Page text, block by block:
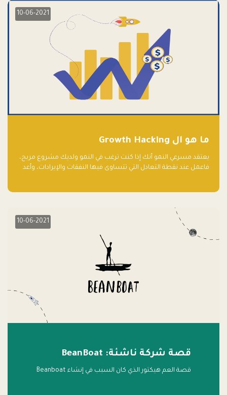
10-06-2021
ما هو ال Growth Hacking
يعتقد مسرعي النمو أنك إذا كنت ترغب في النمو ولديك مشروع مربح،
فاعمل عند نقطة التعادل التي تتساوى فيها النفقات والإيرادات، وأعد
10-06-2021
قصة شركة ناشئة: BeanBoat
قصة العم هيكتور الذي كان السبب في إنشاء Beanboat